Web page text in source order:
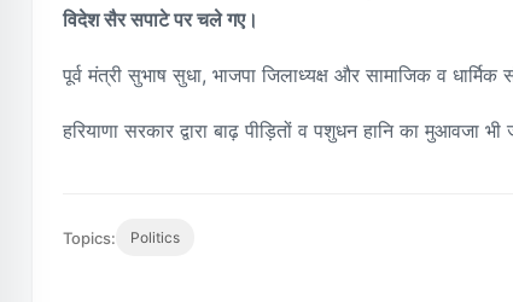
विदेश सैर सपाटे पर चले गए।
पूर्व मंत्री सुभाष सुधा, भाजपा जिलाध्यक्ष और सामाजिक व
हरियाणा सरकार द्वारा बाढ़ पीड़ितों व पशुधन हानि का मुआवजा
Topics: Politics